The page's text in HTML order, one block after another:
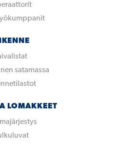
satamassa
LOMAKKEET